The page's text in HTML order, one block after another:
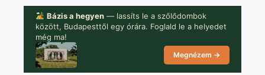
Kilépés
tartalomba
Bázis a hegyen— lassíts le a szőlődombok
között, Budapesttől egy órára. Foglald le a helyedet
még ma!
Megnézem →